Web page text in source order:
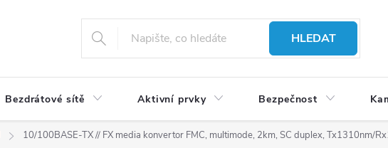
HLEDAT
Bezdrátové sítě Aktivní prvky Bezpečnost
10/100BASE-TX // FX media konvertor FMC, multimode, 2km, SC duplex, Tx1310nm/